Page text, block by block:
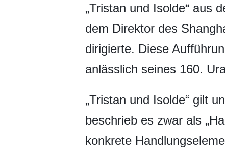
„Tristan und Isolde“ aus
dem Direktor des
dirigierte. Diese
anlässlich seines 160.
„Tristan und Isolde“ gilt
beschrieb es zwar als
konkrete